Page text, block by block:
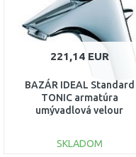
221,14 EUR
BAZÁR IDEAL Standard
TONIC armatúra
umývadlová velour
SKLADOM